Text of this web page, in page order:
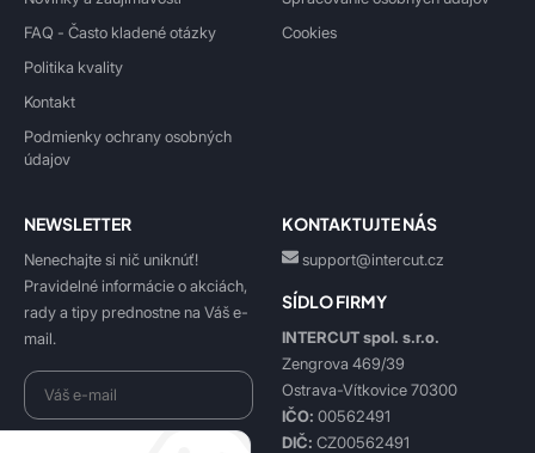
FAQ - Často kladené otázky
Politika kvality
Kontakt
Podmienky ochrany osobných
údajov
Cookies
NEWSLETTER
Nenechajte si nič uniknúť!
Pravidelné informácie o akciách,
rady a tipy prednostne na Váš e-
mail.
KONTAKTUJTE NÁS
support@intercut.cz
SÍDLO FIRMY
INTERCUT spol. s.r.o.
Zengrova 469/39
Ostrava-Vítkovice 70300
IČO: 00562491
DIČ: CZ00562491